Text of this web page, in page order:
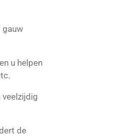
gauw
u helpen
veelzijdig
de